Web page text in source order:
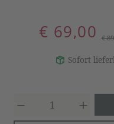
€ 69,00 €
Sofort